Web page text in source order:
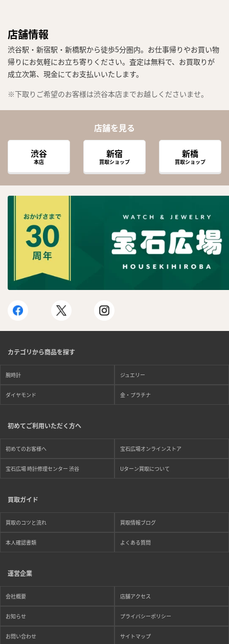
店舗情報
渋谷駅・新宿駅・新橋駅から徒歩5分圏内。お仕事帰りやお買い物
帰りにお気軽にお立ち寄りください。査定は無料で、お買取りが
成立次第、現金にてお支払いいたします。
※下取りご希望のお客様は渋谷本店までお越しくださいませ。
店舗を見る
渋谷
本店
新宿
買取ショップ
新橋
買取ショップ
カテゴリから商品を探す
腕時計 ジュエリー
ダイヤモンド 金・プラチナ
初めてご利用いただく方へ
初めてのお客様へ 宝石広場オンラインストア
宝石広場 時計修理センター 渋谷 Uターン買取について
買取ガイド
買取のコツと流れ 買取情報ブログ
本人確認書類 よくある質問
運営企業
会社概要 店舗アクセス
お知らせ プライバシーポリシー
お問い合わせ サイトマップ